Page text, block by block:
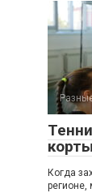
Когда
регионе,